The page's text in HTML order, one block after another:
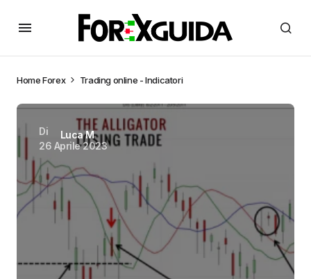
HomeForex Trading online - Indicatori
Di
Luca M
26 Aprile 2023